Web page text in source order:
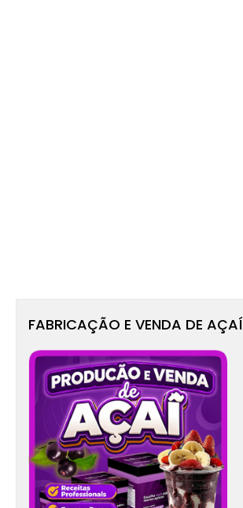
FABRICAÇÃO E VENDA DE AÇAÍ